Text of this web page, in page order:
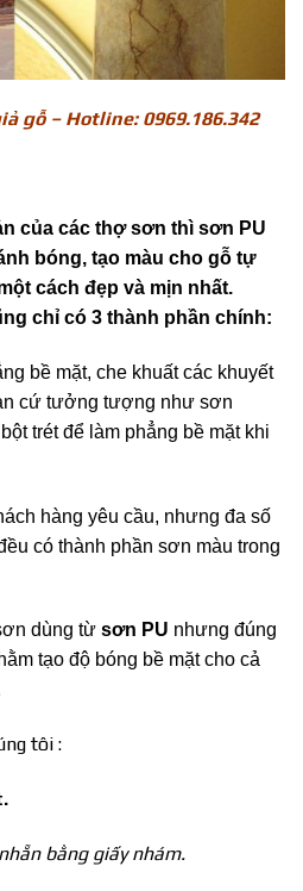
gỗ – Hotline: 0969.186.342
của các thợ sơn thì sơn PU
bóng, tạo màu cho gỗ tự
cách đẹp và mịn nhất.
chỉ có 3 thành phần chính:
bề mặt, che khuất các khuyết
cứ tưởng tượng như sơn
trét để làm phẳng bề mặt khi
hàng yêu cầu, nhưng đa số
có thành phần sơn màu trong
dùng từ sơn PU nhưng đúng
tạo độ bóng bề mặt cho cả
tôi :
bằng giấy nhám.